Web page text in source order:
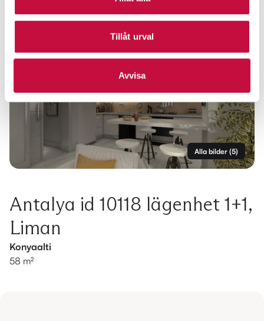
Tillåt urval
Avvisa
Alla bilder (5)
Antalya id 10118 lägenhet 1+1,
Liman
Konyaalti
58 m²